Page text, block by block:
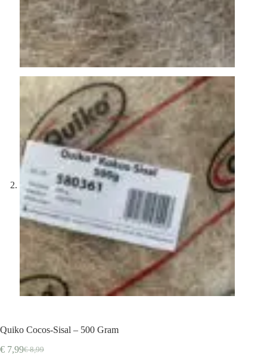
Quiko Cocos-Sisal – 500 Gram
€8,99
Oorspronkelijke
€ 7,99Huidige